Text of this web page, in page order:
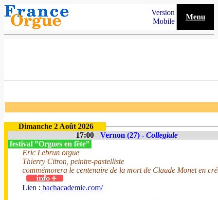
Version
Mobile
Menu
Dimanche 2 Août 2026
17:00
Vernon (27) - Collegiale
festival ”Orgues en fête”
Eric Lebrun orgue
Thierry Citron, peintre-pastelliste
commémorera le centenaire de la mort de Claude Monet en
Lien : bachacademie.com/